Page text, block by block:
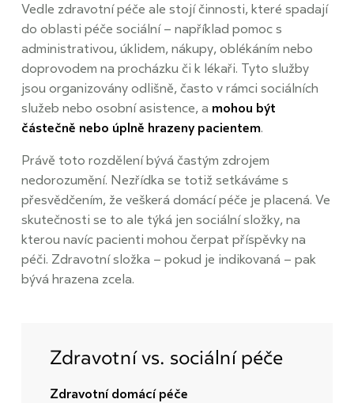
Vedle zdravotní péče ale stojí činnosti, které spadají
do oblasti péče sociální – například pomoc s
administrativou, úklidem, nákupy, oblékáním nebo
doprovodem na procházku či k lékaři. Tyto služby
jsou organizovány odlišně, často v rámci sociálních
služeb nebo osobní asistence, a mohou být
částečně nebo úplně hrazeny pacientem.
Právě toto rozdělení bývá častým zdrojem
nedorozumění. Nezřídka se totiž setkáváme s
přesvědčením, že veškerá domácí péče je placená. Ve
skutečnosti se to ale týká jen sociální složky, na
kterou navíc pacienti mohou čerpat příspěvky na
péči. Zdravotní složka – pokud je indikovaná – pak
bývá hrazena zcela.
Zdravotní vs. sociální péče
Zdravotní domácí péče